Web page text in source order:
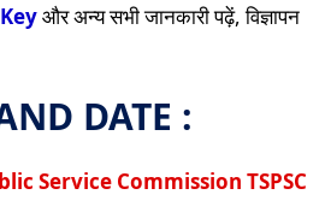
और अन्य सभी जानकारी पढ़ें, विज्ञापन
DATE :
Service Commission TSPSC